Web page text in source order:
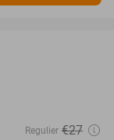
Regulier €27